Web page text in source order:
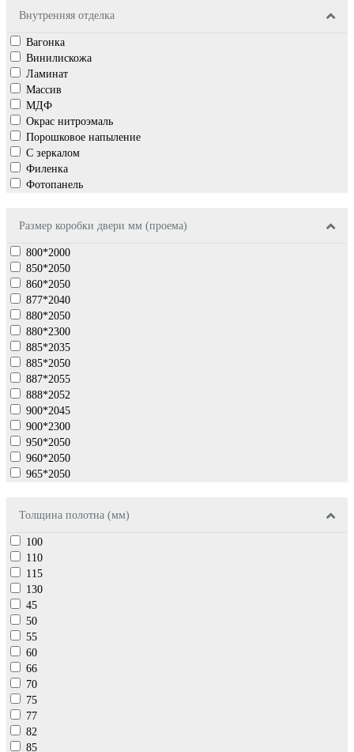
Внутренняя отделка
Вагонка
Винилискожа
Ламинат
Массив
МДФ
Окрас нитроэмаль
Порошковое напыление
С зеркалом
Филенка
Фотопанель
Размер коробки двери мм (проема)
800*2000
850*2050
860*2050
877*2040
880*2050
880*2300
885*2035
885*2050
887*2055
888*2052
900*2045
900*2300
950*2050
960*2050
965*2050
Толщина полотна (мм)
100
110
115
130
45
50
55
60
66
70
75
77
82
85